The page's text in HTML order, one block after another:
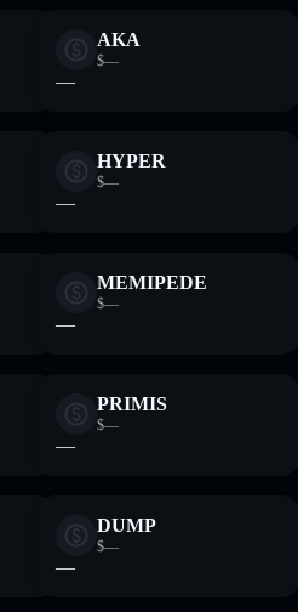
AKA
$—
—
HYPER
$—
—
MEMIPEDE
$—
—
PRIMIS
$—
—
DUMP
$—
—